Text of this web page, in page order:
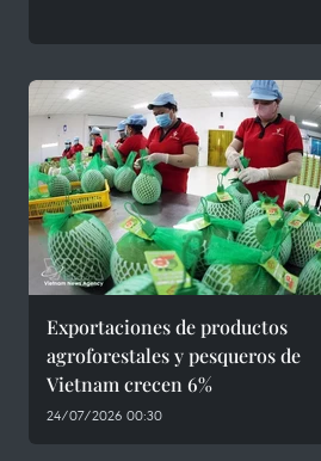
Exportaciones de productos
agroforestales y pesqueros de
Vietnam crecen 6%
24/07/2026 00:30